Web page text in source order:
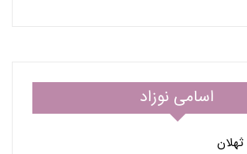
اسامی نوزاد
ثهلان